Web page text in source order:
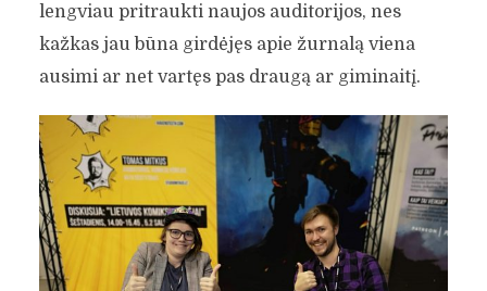
lengviau pritraukti naujos auditorijos, nes
kažkas jau būna girdėjęs apie žurnalą viena
ausimi ar net vartęs pas draugą ar giminaitį.